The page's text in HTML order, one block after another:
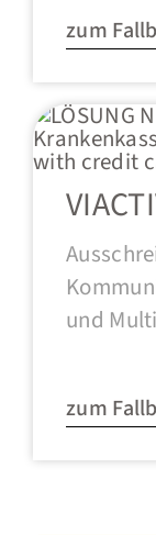
zum
und
zum